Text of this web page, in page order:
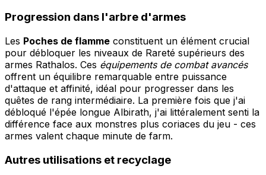
Progression dans l'arbre d'armes
Les Poches de flamme constituent un élément crucial
pour débloquer les niveaux de Rareté supérieurs des
armes Rathalos. Ces équipements de combat avancés
offrent un équilibre remarquable entre puissance
d'attaque et affinité, idéal pour progresser dans les
quêtes de rang intermédiaire. La première fois que j'ai
débloqué l'épée longue Albirath, j'ai littéralement senti la
différence face aux monstres plus coriaces du jeu - ces
armes valent chaque minute de farm.
Autres utilisations et recyclage